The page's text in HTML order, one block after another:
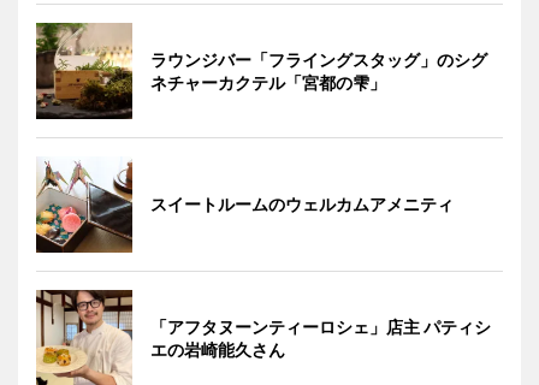
ラウンジバー「フライングスタッグ」のシグ
ネチャーカクテル「宮都の雫」
スイートルームのウェルカムアメニティ
「アフタヌーンティーロシェ」店主 パティシ
エの岩崎能久さん